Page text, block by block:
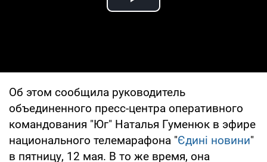
Play Video
Об этом сообщила руководитель
объединенного пресс-центра оперативного
командования "Юг" Наталья Гуменюк в эфире
национального телемарафона "Єдині новини"
в пятницу, 12 мая. В то же время, она